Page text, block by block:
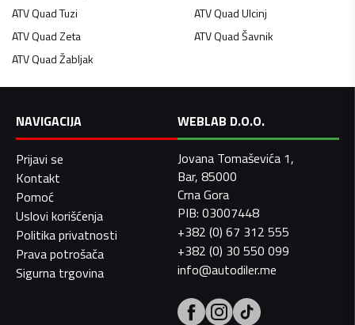
ATV QuadTuzi ATV QuadUlcinj
ATV QuadZeta ATV QuadŠavnik
ATV QuadŽabljak
NAVIGACIJA
Prijavi se
Kontakt
Pomoć
Uslovi korišćenja
Politika privatnosti
Prava potrošača
Sigurna trgovina
WEBLAB D.O.O.
Jovana Tomaševića 1,
Bar, 85000
Crna Gora
PIB: 03007448
+382 (0) 67 312 555
+382 (0) 30 550 099
info@autodiler.me